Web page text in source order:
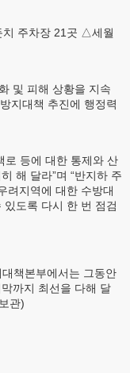
주차장 21곳 △세월
및 피해 상황을 지속
지대책 추진에 행정력
로 등에 대한 통제와 산
해 달라”며 “반지하 주
려지역에 대한 수방대
도록 다시 한 번 점검
책본부에서는 그동안
까지 최선을 다해 달
관)